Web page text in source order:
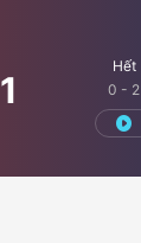
1
Hết
0 - 2